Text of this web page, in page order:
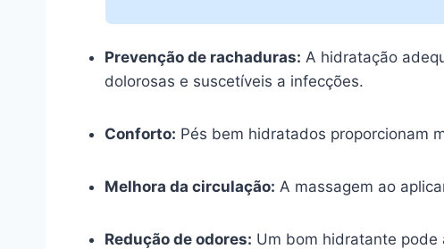
Prevenção de rachaduras: A hidratação
dolorosas e suscetíveis a infecções.
Conforto: Pés bem hidratados proporcionam
Melhora da circulação: A massagem ao
Redução de odores: Um bom hidratante pode